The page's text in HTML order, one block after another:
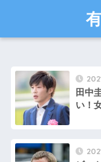
田中
い！